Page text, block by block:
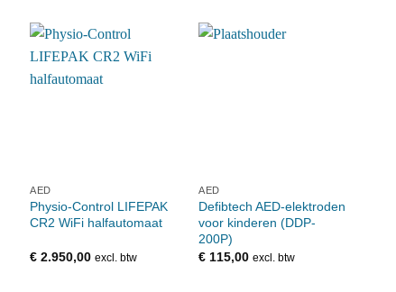
AED
Physio-Control LIFEPAK
CR2 WiFi halfautomaat
€ 2.950,00 excl. btw
AED
Defibtech AED-elektroden
voor kinderen (DDP-
200P)
€115,00 excl. btw